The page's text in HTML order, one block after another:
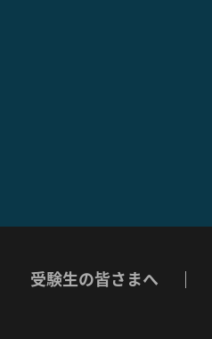
受験生の皆さまへ